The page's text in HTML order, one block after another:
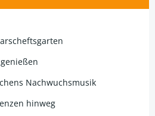
Nachwuchsmusik
hinweg